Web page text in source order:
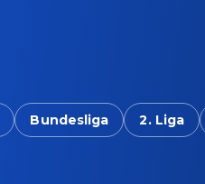
Bundesliga 2. Liga